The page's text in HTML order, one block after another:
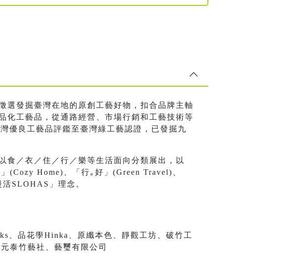
選發掘臺灣在地的原創工藝好物，扣合品牌主軸
化工藝品，從通路經營、市場行銷和工藝技術等
優良工藝品評鑑至臺灣綠工藝認證，已發掘九
食／衣／住／行／樂等生活面向分類展出，以
(Cozy Home)、「行｡好」(Green Travel)、
SLOHAS」理念。
、品花學Hinka、原纖本色、靜觀工坊、破竹工
泰竹藝社、藝璽有限公司